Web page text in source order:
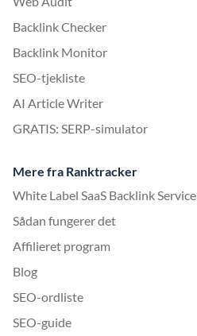
Backlink Checker
Backlink Monitor
SEO-tjekliste
AI Article Writer
GRATIS: SERP-simulator
Mere fra Ranktracker
White Label SaaS Backlink Service
Sådan fungerer det
Affilieret program
Blog
SEO-ordliste
SEO-guide